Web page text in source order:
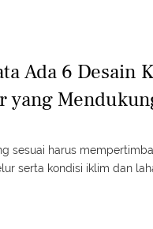
Ada 6 Desain
yang
sesuai harus
serta kondisi iklim dan